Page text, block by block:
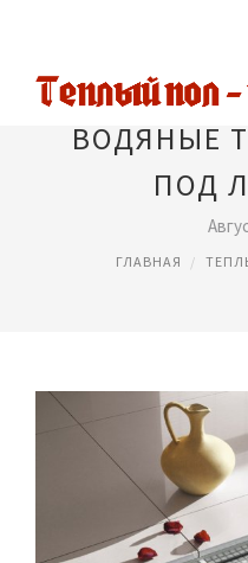
ВОДЯНЫЕ
ПОД
ГЛАВНАЯ